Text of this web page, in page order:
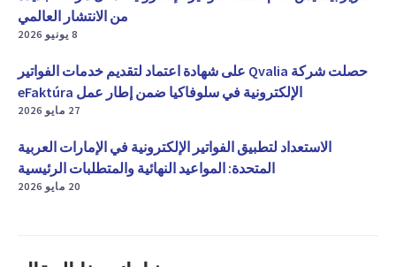
من الانتشار العالمي
8 يونيو 2026
حصلت شركة Qvalia على شهادة اعتماد لتقديم خدمات الفواتير
الإلكترونية في سلوفاكيا ضمن إطار عمل eFaktúra
27 مايو 2026
الاستعداد لتطبيق الفواتير الإلكترونية في الإمارات العربية
المتحدة: المواعيد النهائية والمتطلبات الرئيسية
20 مايو 2026